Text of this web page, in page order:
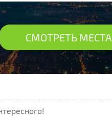
СМОТРЕТЬ МЕСТА